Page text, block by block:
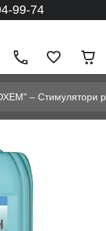
99-74
– Стимулятори